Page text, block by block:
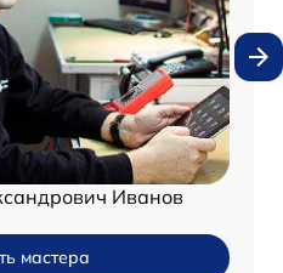
Иванов
мастера